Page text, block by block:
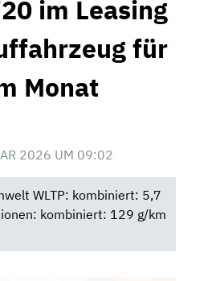
im Leasing
für
Monat
2026 UM 09:02
WLTP: kombiniert: 5,7
kombiniert: 129 g/km